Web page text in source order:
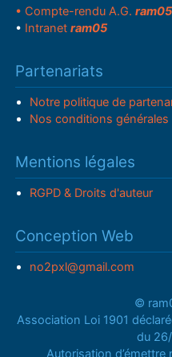
• Compte-rendu A.G.ram05
• Intranetram05
Partenariats
Notre politique de
Nos conditions générales
Mentions légales
RGPD & Droits d'auteur
Conception Web
no2pxl@gmail.com
©
Association Loi 1901
du
Autorisation d’émettre